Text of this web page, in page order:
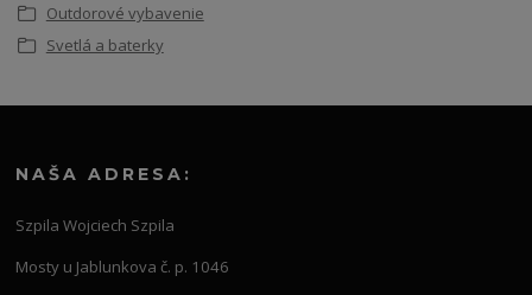
Outdorové vybavenie
Svetlá a baterky
NAŠA ADRESA:
Szpila Wojciech Szpila
Mosty u Jablunkova č. p. 1046